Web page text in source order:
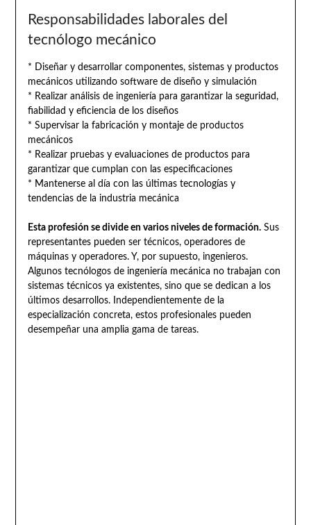
Responsabilidades laborales del
tecnólogo mecánico
* Diseñar y desarrollar componentes, sistemas y productos
mecánicos utilizando software de diseño y simulación
* Realizar análisis de ingeniería para garantizar la seguridad,
fiabilidad y eficiencia de los diseños
* Supervisar la fabricación y montaje de productos
mecánicos
* Realizar pruebas y evaluaciones de productos para
garantizar que cumplan con las especificaciones
* Mantenerse al día con las últimas tecnologías y
tendencias de la industria mecánica
Esta profesión se divide en varios niveles de formación.Sus
representantes pueden ser técnicos, operadores de
máquinas y operadores. Y, por supuesto, ingenieros.
Algunos tecnólogos de ingeniería mecánica no trabajan con
sistemas técnicos ya existentes, sino que se dedican a los
últimos desarrollos. Independientemente de la
especialización concreta, estos profesionales pueden
desempeñar una amplia gama de tareas.